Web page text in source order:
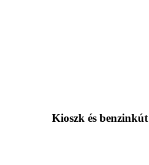
Kioszk és benzinkút